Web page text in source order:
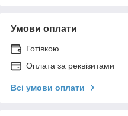
Умови оплати
Готівкою
Оплата за реквізитами
Всі умови оплати